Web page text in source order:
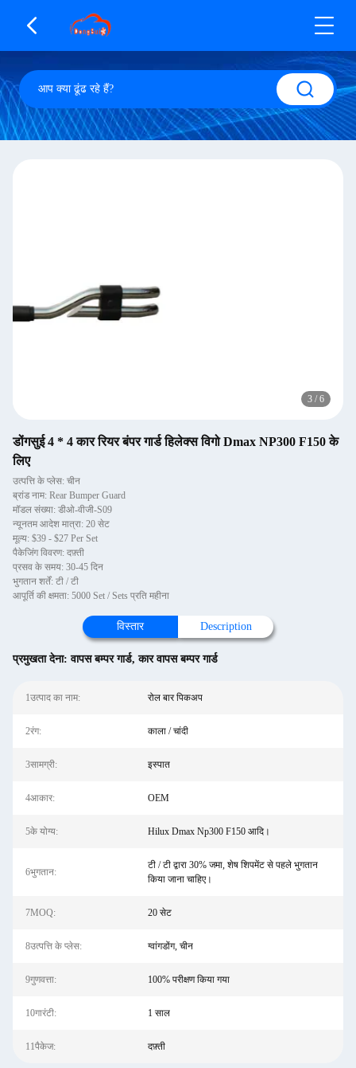
3 / 6
डोंगसुई 4 * 4 कार रियर बंपर गार्ड हिलेक्स विगो Dmax NP300 F150 के
लिए
उत्पत्ति के प्लेस: चीन
ब्रांड नाम: Rear Bumper Guard
मॉडल संख्या: डीओ-वीजी-S09
न्यूनतम आदेश मात्रा: 20 सेट
मूल्य: $39 - $27 Per Set
पैकेजिंग विवरण: दफ़्ती
प्रसव के समय: 30-45 दिन
भुगतान शर्तें: टी / टी
आपूर्ति की क्षमता: 5000 Set / Sets प्रति महीना
विस्तार Description
प्रमुखता देना:वापस बम्पर गार्ड,कार वापस बम्पर गार्ड
1उत्पाद का नाम: रोल बार पिकअप
2रंग: काला / चांदी
3सामग्री: इस्पात
4आकार: OEM
5के योग्य: Hilux Dmax Np300 F150 आदि।
6भुगतान:
टी / टी द्वारा 30% जमा, शेष शिपमेंट से पहले भुगतान
किया जाना चाहिए।
7MOQ: 20 सेट
8उत्पत्ति के प्लेस: ग्वांगडोंग, चीन
9गुणवत्ता: 100% परीक्षण किया गया
10गारंटी: 1 साल
11पैकेज: दफ़्ती